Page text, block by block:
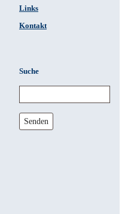
Links
Kontakt
Suche
Senden